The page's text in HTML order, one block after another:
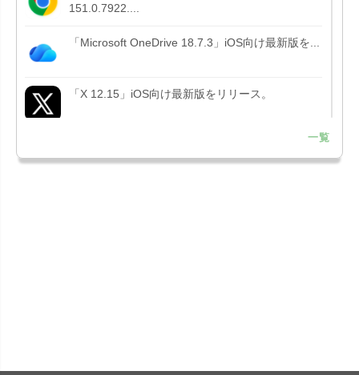
151.0.7922....
「Microsoft OneDrive 18.7.3」iOS向け最新版を...
「X 12.15」iOS向け最新版をリリース。
Liguid G...
一覧